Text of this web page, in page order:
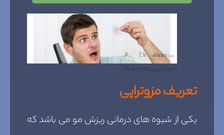
مزوترراپی مو خوبه؟
تعریف مزوتراپی
یکی از شیوه های درمانی ریزش مو می باشد که